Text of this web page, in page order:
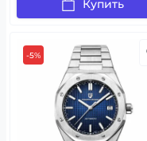
Купить
-5%